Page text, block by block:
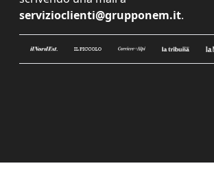
servizioclienti@grupponem.it.